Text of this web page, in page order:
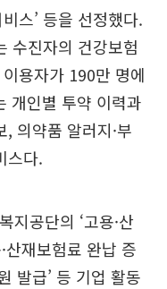
스’ 등을 선정했다.
수진자의 건강보험
용자가 190만 명에
개인별 투약 이력과
의약품 알러지·부
스다.
지공단의 ‘고용·산
산재보험료 완납 증
발급’ 등 기업 활동